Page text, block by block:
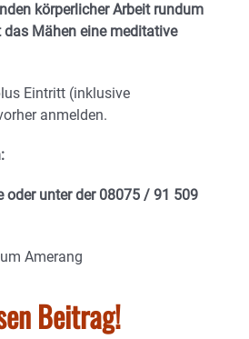
körperlicher Arbeit rundum
Mähen eine meditative
Eintritt (inklusive
anmelden.
oder unter der 08075 / 91 509
Amerang
Beitrag!